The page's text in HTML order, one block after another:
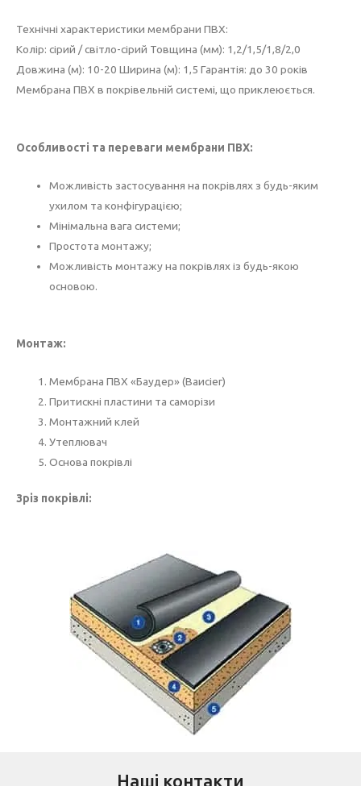
Технічні характеристики мембрани ПВХ:
Колір: сірий / світло-сірий Товщина (мм): 1,2/1,5/1,8/2,0
Довжина (м): 10-20 Ширина (м): 1,5 Гарантія: до 30 років
Мембрана ПВХ в покрівельній системі, що приклеюється.
Особливості та переваги мембрани ПВХ:
Можливість застосування на покрівлях з будь-яким
ухилом та конфігурацією;
Мінімальна вага системи;
Простота монтажу;
Можливість монтажу на покрівлях із будь-якою
основою.
Монтаж:
Мембрана ПВХ «Баудер» (Ваисіег)
Притискні пластини та саморізи
Монтажний клей
Утеплювач
Основа покрівлі
Зріз покрівлі:
Наші контакти